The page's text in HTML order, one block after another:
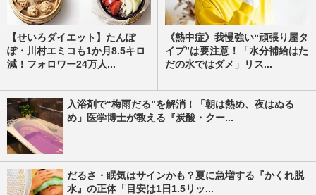
【せいろダイエット】たんぽ
ぽ・川村エミコも1か月8.5キロ
減！フォロワー24万人...
《熱中症》我慢強い“頑張り屋タ
イプ”は要注意！「水分補給はた
だの水ではダメ」リス...
入浴剤で“梅雨だる”を解消！「朝は熱め、夜はぬる
め」医学博士が教える『炭酸・クー...
だるさ・眠気はサインかも？夏に急増する『かくれ脱
水』の正体「目安は1日1.5リッ...